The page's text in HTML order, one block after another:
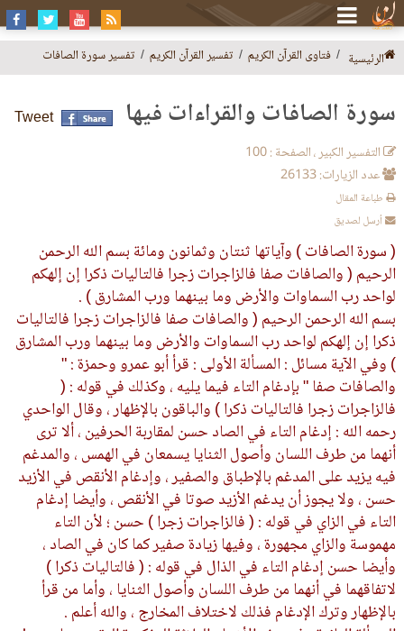
الرئيسية فتاوى القرآن الكريم تفسير القرآن الكريم تفسير سورة الصافات
سورة الصافات والقراءات فيها Tweet
التفسير الكبير ، الصفحة : 100
عدد الزيارات: 26133
طباعة المقال
أرسل لصديق
( سورة الصافات ) وآياتها ثنتان وثمانون ومائة بسم الله الرحمن
الرحيم ( والصافات صفا فالزاجرات زجرا فالتاليات ذكرا إن إلهكم
لواحد رب السماوات والأرض وما بينهما ورب المشارق ) .
بسم الله الرحمن الرحيم ( والصافات صفا فالزاجرات زجرا فالتاليات
ذكرا إن إلهكم لواحد رب السماوات والأرض وما بينهما ورب المشارق
) وفي الآية مسائل : المسألة الأولى : قرأ أبو عمرو وحمزة : "
والصافات صفا " بإدغام التاء فيما يليه ، وكذلك في قوله : (
فالزاجرات زجرا فالتاليات ذكرا ) والباقون بالإظهار ، وقال الواحدي
رحمه الله : إدغام التاء في الصاد حسن لمقاربة الحرفين ، ألا ترى
أنهما من طرف اللسان وأصول الثنايا يسمعان في الهمس ، والمدغم
فيه يزيد على المدغم بالإطباق والصفير ، وإدغام الأنقص في الأزيد
حسن ، ولا يجوز أن يدغم الأزيد صوتا في الأنقص ، وأيضا إدغام
التاء في الزاي في قوله : ( فالزاجرات زجرا ) حسن ؛ لأن التاء
مهموسة والزاي مجهورة ، وفيها زيادة صفير كما كان في الصاد ،
وأيضا حسن إدغام التاء في الذال في قوله : ( فالتاليات ذكرا )
لاتفاقهما في أنهما من طرف اللسان وأصول الثنايا ، وأما من قرأ
بالإظهار وترك الإدغام فذلك لاختلاف المخارج ، والله أعلم .